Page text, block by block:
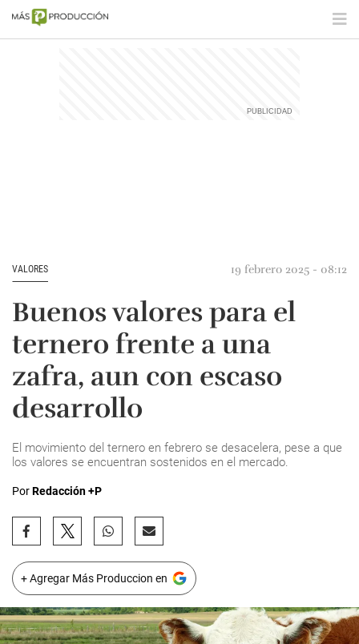
VALORES 19 febrero 2025 - 08:12
Buenos valores para el
ternero frente a una
zafra, aun con escaso
desarrollo
El movimiento del ternero en febrero se desacelera, pese a que
los valores se encuentran sostenidos en el mercado.
PorRedacción +P
+ Agregar Más Produccion en